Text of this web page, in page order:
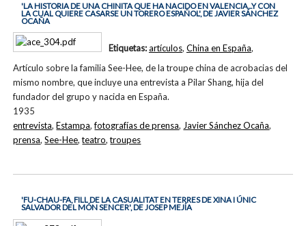
'LA HISTORIA DE UNA CHINITA QUE HA NACIDO EN VALENCIA...Y CON
LA CUAL QUIERE CASARSE UN TORERO ESPAÑOL', DE JAVIER SÁNCHEZ
OCAÑA
Artículo sobre la familia See-Hee, de la troupe china de acrobacias del
mismo nombre, que incluye una entrevista a Pilar Shang, hija del
fundador del grupo y nacida en España.
1935
Etiquetas:artículos, China en España,
entrevista,Estampa,fotografías de prensa, Javier Sánchez Ocaña,
prensa,See-Hee,teatro,troupes
'FU-CHAU-FA, FILL DE LA CASUALITAT EN TERRES DE XINA I ÚNIC
SALVADOR DEL MÓN SENCER', DE JOSEP MEJÍA